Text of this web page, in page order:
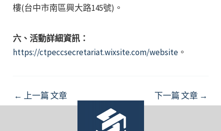
樓(台中市南區興大路145號)。
六、活動詳細資訊：
https://ctpeccsecretariat.wixsite.com/website。
Post
navigation
← 上一篇 文章 下一篇 文章 →